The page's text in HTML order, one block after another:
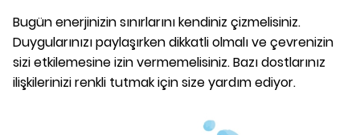
Bugün enerjinizin sınırlarını kendiniz çizmelisiniz.
Duygularınızı paylaşırken dikkatli olmalı ve çevrenizin
sizi etkilemesine izin vermemelisiniz. Bazı dostlarınız
ilişkilerinizi renkli tutmak için size yardım ediyor.